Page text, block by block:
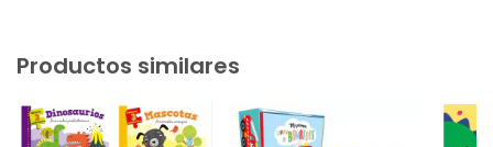
Productos similares